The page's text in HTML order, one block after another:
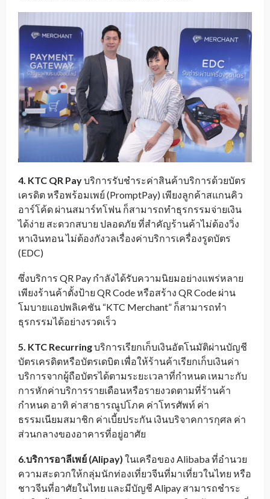
4. KTC QR Payบริการรับชำระค่าสินค้าบริการด้วยบัตร
เครดิต หรือพร้อมเพย์ (PromptPay) เพียงลูกค้าสแกนคิว
อาร์โค้ด ผ่านสมาร์ทโฟน ก็สามารถทำธุรกรรมจ่ายเงิน
ได้ง่าย สะดวกสบาย ปลอดภัย ที่สำคัญร้านค้าไม่ต้องวิ่ง
หาเงินทอน ไม่ต้องกังวลเรื่องค่าบริการเครื่องรูดบัตร
(EDC)
ซึ่งบริการ QR Pay กำลังได้รับความนิยมอย่างแพร่หลาย
เพียงร้านค้าตั้งป้าย QR Code หรือสร้าง QR Code ผ่าน
โมบายแอปพลิเคชัน “KTC Merchant” ก็สามารถทำ
ธุรกรรมได้อย่างรวดเร็ว
5. KTC Recurringบริการเรียกเก็บเงินอัตโนมัติผ่านบัญชี
บัตรเครดิตหรือบัตรเดบิต เพื่อให้ร้านค้าเรียกเก็บเงินค่า
บริการจากผู้ถือบัตรได้ตามระยะเวลาที่กำหนด เหมาะกับ
การหักค่าบริการรายเดือนหรือรายงวดตามที่ร้านค้า
กำหนด อาทิ ค่าสาธารณูปโภค ค่าโทรศัพท์ ค่า
ธรรมเนียมสมาชิก ค่าเบี้ยประกัน เงินบริจาคการกุศล ค่า
ส่วนกลางของอาคารที่อยู่อาศัย
6.บริการอาลีเพย์ (Alipay) ในเครือของ Alibaba ที่อำนวย
ความสะดวกให้กลุ่มนักท่องเที่ยวจีนที่มาเที่ยวในไทย หรือ
ชาวจีนที่อาศัยในไทย และมีบัญชี Alipay สามารถชำระ